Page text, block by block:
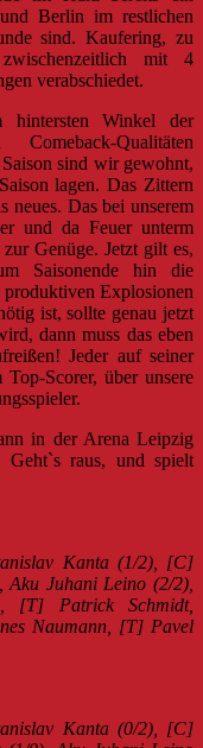
Berlin im restlichen
sind. Kaufering, zu
mit 4
verabschiedet.
Winkel der
Qualitäten
sind wir gewohnt,
lagen. Das Zittern
Das bei unserem
und da Feuer unterm
Genüge. Jetzt gilt es,
Saisonende hin die
Explosionen
ist, sollte genau jetzt
dann muss das eben
Jeder auf seiner
Scorer, über unsere
in der Arena Leipzig
raus, und spielt
Kanta (1/2), [C]
Aku Juhani Leino (2/2),
[T] Patrick Schmidt,
Naumann, [T] Pavel
Kanta (0/2), [C]